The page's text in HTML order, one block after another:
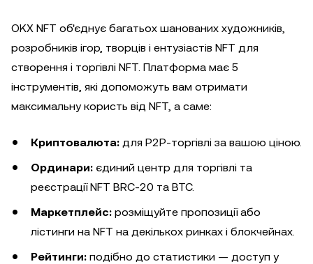
OKX NFT об'єднує багатьох шанованих художників,
розробників ігор, творців і ентузіастів NFT для
створення і торгівлі NFT. Платформа має 5
інструментів, які допоможуть вам отримати
максимальну користь від NFT, а саме:
Криптовалюта: для P2P-торгівлі за вашою ціною.
Ординари: єдиний центр для торгівлі та
реєстрації NFT BRC-20 та BTC.
Маркетплейс: розміщуйте пропозиції або
лістинги на NFT на декількох ринках і блокчейнах.
Рейтинги: подібно до статистики — доступ у